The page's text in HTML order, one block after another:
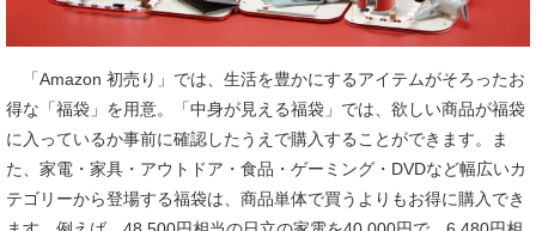
「Amazon 初売り」では、生活を豊かにするアイテムがそろったお
得な「福袋」を用意。「中身が見える福袋」では、欲しい商品が福袋
に入っているか事前に確認したうえで購入することができます。ま
た、家電・家具・アウトドア・食品・ゲーミング・DVDなど幅広いカ
テゴリーから登場する福袋は、商品単体で買うよりもお得に購入でき